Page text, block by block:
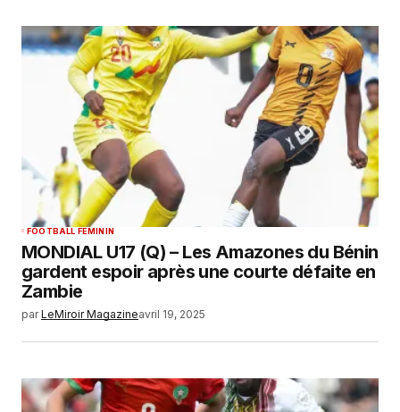
FOOTBALL FEMININ
MONDIAL U17 (Q) – Les Amazones du Bénin
gardent espoir après une courte défaite en
Zambie
par LeMiroir Magazineavril 19, 2025